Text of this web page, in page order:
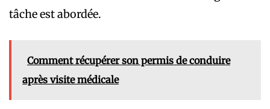
tâche est abordée.
Comment récupérer son permis de conduire
après visite médicale